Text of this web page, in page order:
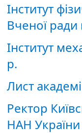
Інститут
Вченої ради
Інститут
р.
Лист
Ректор
НАН